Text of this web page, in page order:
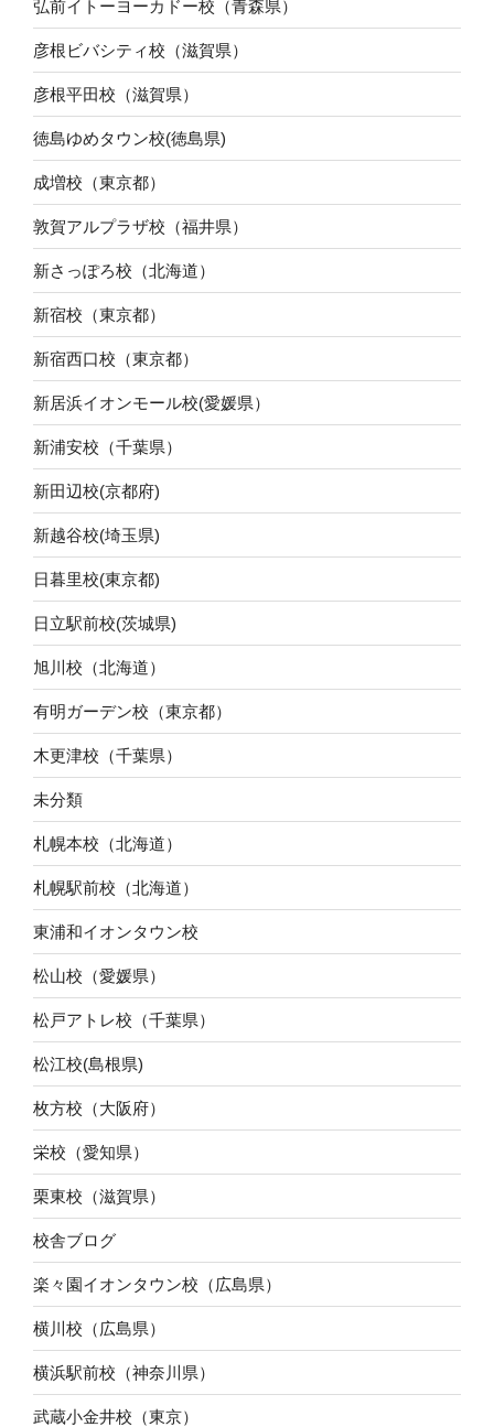
弘前イトーヨーカドー校（青森県）
彦根ビバシティ校（滋賀県）
彦根平田校（滋賀県）
徳島ゆめタウン校(徳島県)
成増校（東京都）
敦賀アルプラザ校（福井県）
新さっぽろ校（北海道）
新宿校（東京都）
新宿西口校（東京都）
新居浜イオンモール校(愛媛県）
新浦安校（千葉県）
新田辺校(京都府)
新越谷校(埼玉県)
日暮里校(東京都)
日立駅前校(茨城県)
旭川校（北海道）
有明ガーデン校（東京都）
木更津校（千葉県）
未分類
札幌本校（北海道）
札幌駅前校（北海道）
東浦和イオンタウン校
松山校（愛媛県）
松戸アトレ校（千葉県）
松江校(島根県)
枚方校（大阪府）
栄校（愛知県）
栗東校（滋賀県）
校舎ブログ
楽々園イオンタウン校（広島県）
横川校（広島県）
横浜駅前校（神奈川県）
武蔵小金井校（東京）